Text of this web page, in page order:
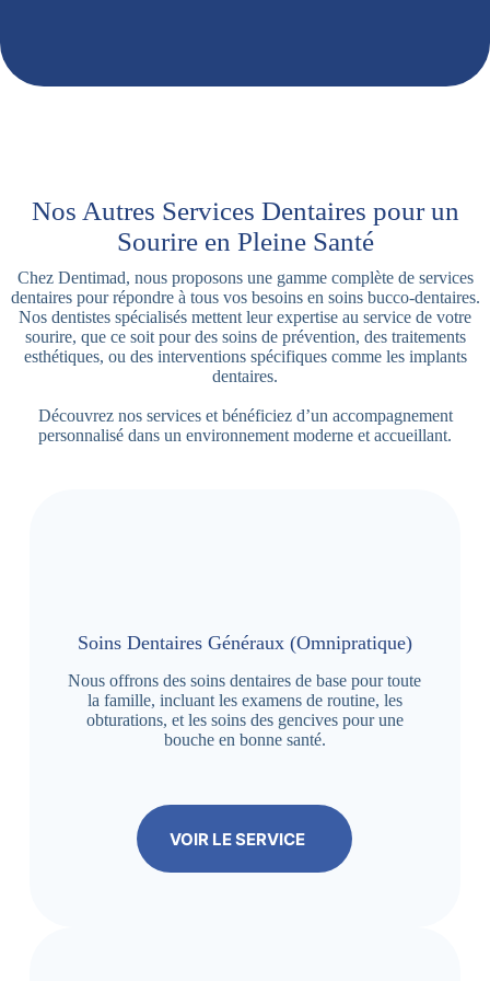
Nos Autres Services Dentaires pour un
Sourire en Pleine Santé
Chez Dentimad, nous proposons une gamme complète de services
dentaires pour répondre à tous vos besoins en soins bucco-dentaires.
Nos dentistes spécialisés mettent leur expertise au service de votre
sourire, que ce soit pour des soins de prévention, des traitements
esthétiques, ou des interventions spécifiques comme les implants
dentaires.
Découvrez nos services et bénéficiez d’un accompagnement
personnalisé dans un environnement moderne et accueillant.
Soins Dentaires Généraux (Omnipratique)
Nous offrons des soins dentaires de base pour toute
la famille, incluant les examens de routine, les
obturations, et les soins des gencives pour une
bouche en bonne santé.
VOIR LE SERVICE